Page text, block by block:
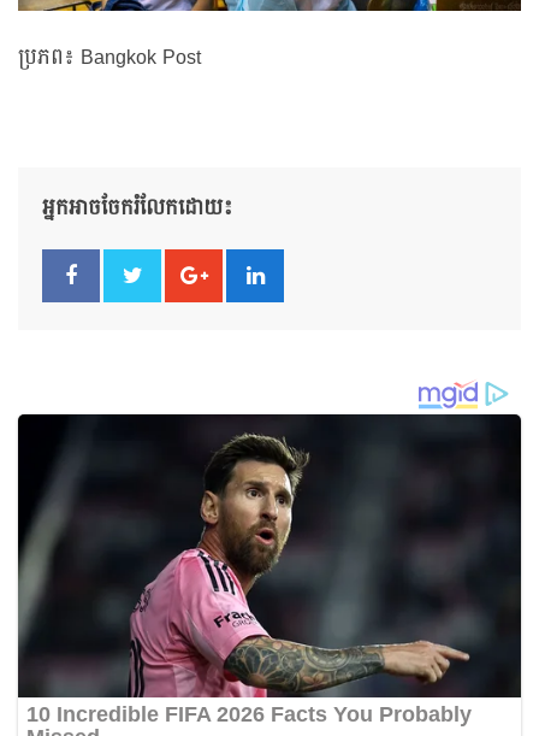
ប្រភព៖ Bangkok Post
អ្នកអាចចែករំលែកដោយ៖